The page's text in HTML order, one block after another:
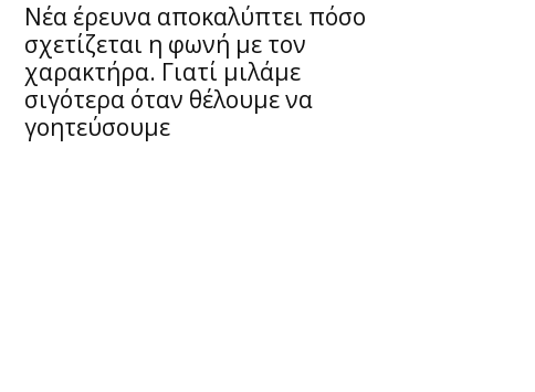
Νέα έρευνα αποκαλύπτει πόσο
σχετίζεται η φωνή με τον
χαρακτήρα. Γιατί μιλάμε
σιγότερα όταν θέλουμε να
γοητεύσουμε